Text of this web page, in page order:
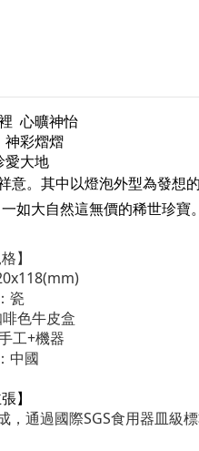
心曠神怡
彩熠熠
大地
。其中以燈泡外型為發想
如大自然這無價的稀世珍寶。
】
瓷
色牛皮盒
工+機器
中國
】
通過國際SGS食用器皿級標